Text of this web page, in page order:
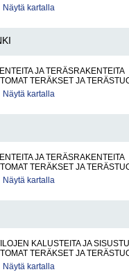
Näytä kartalla
JA TERÄSRAKENTEITA
TERÄKSET JA
Näytä kartalla
JA TERÄSRAKENTEITA
TERÄKSET JA
Näytä kartalla
KALUSTEITA JA
TERÄKSET JA
Näytä kartalla